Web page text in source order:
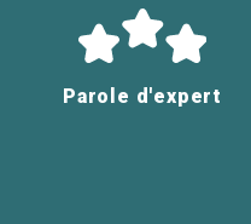
Parole d'expert